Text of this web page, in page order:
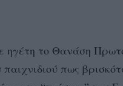
ηγέτη το Θανάση
πως